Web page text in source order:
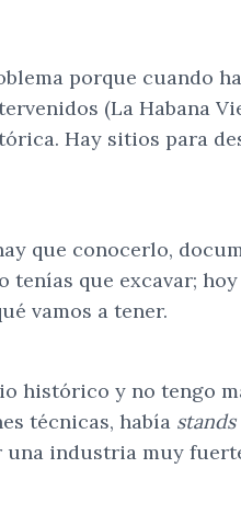
porque cuando
(La Habana
Hay sitios para
que conocerlo,
que excavar;
vamos a tener.
histórico y no tengo
técnicas, había stands
industria muy